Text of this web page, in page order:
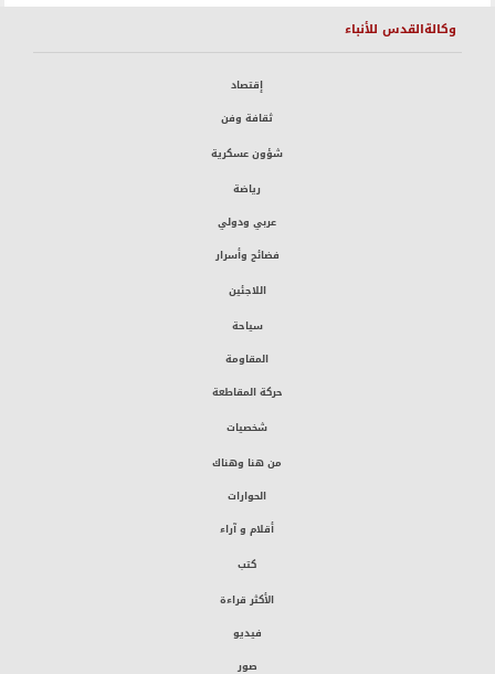
وكالةالقدس للأنباء
إقتصاد
ثقافة وفن
شؤون عسكرية
رياضة
عربي ودولي
فضائح وأسرار
اللاجئين
سياحة
المقاومة
حركة المقاطعة
شخصيات
من هنا وهناك
الحوارات
أقلام و آراء
كتب
الأكثر قراءة
فيديو
صور